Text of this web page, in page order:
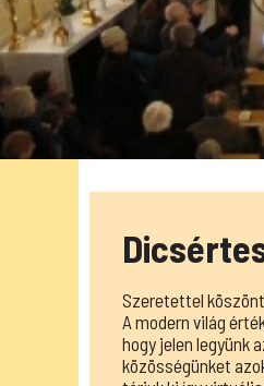
Szeretettel
A modern világ
hogy jelen legyünk
közösségünket